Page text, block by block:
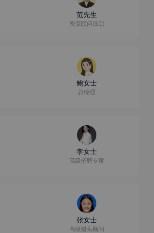
范先生
资深顾问(SC)
鲍女士
总经理
李女士
高级招聘专家
张女士
高级猎头顾问